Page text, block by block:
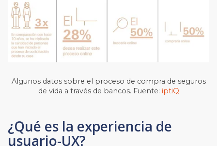
Algunos datos sobre el proceso de compra de seguros
de vida a través de bancos. Fuente: iptiQ
¿Qué es la experiencia de
usuario-UX?